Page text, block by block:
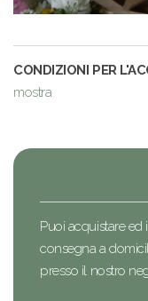
CONDIZIONI PER
mostra
Puoi acquistare
consegna a
presso il nostro